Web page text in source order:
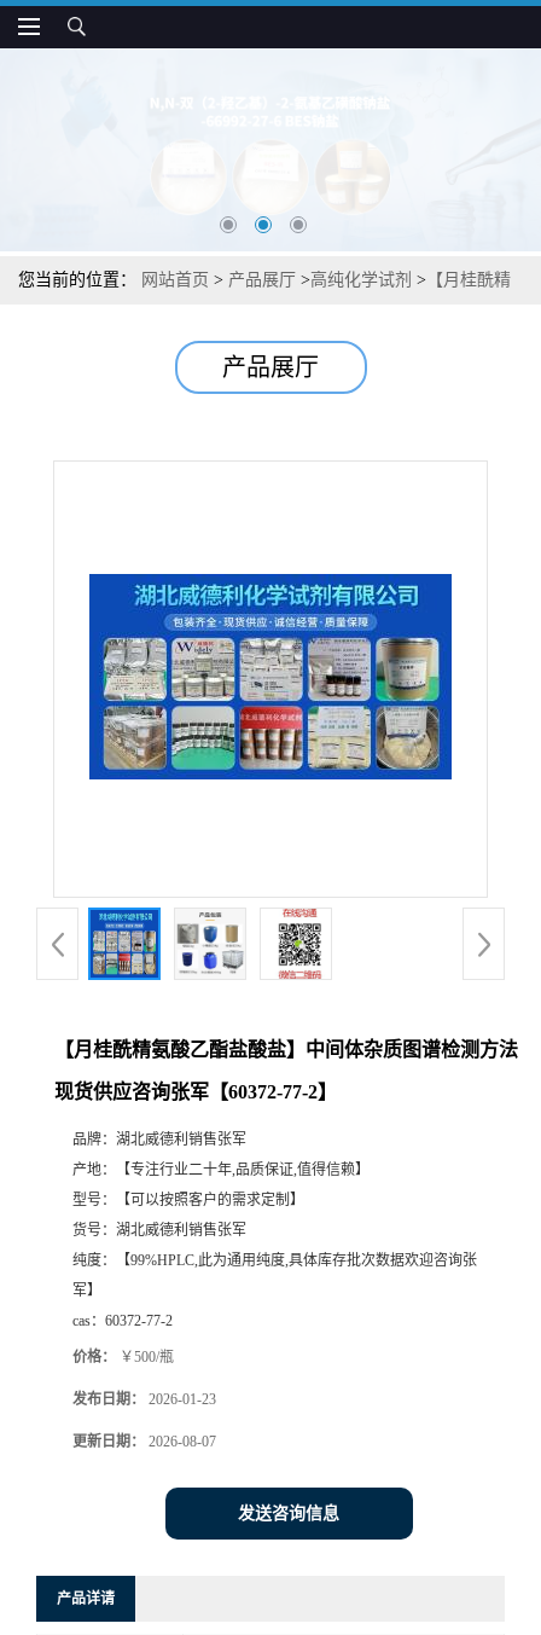
您当前的位置： 网站首页 > 产品展厅 >高纯化学试剂 > 【月桂酰精
产品展厅
【月桂酰精氨酸乙酯盐酸盐】中间体杂质图谱检测方法
现货供应咨询张军【60372-77-2】
品牌： 湖北威德利销售张军
产地：
【专注行业二十年,品质保证,值得信赖】
型号：
【可以按照客户的需求定制】
货号： 湖北威德利销售张军
纯度：
【99%HPLC,此为通用纯度,具体库存批次数据欢迎咨询张
军】
cas： 60372-77-2
价格： ￥500/瓶
发布日期： 2026-01-23
更新日期： 2026-08-07
发送咨询信息
产品详请